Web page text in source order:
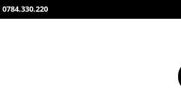
0784.330.220